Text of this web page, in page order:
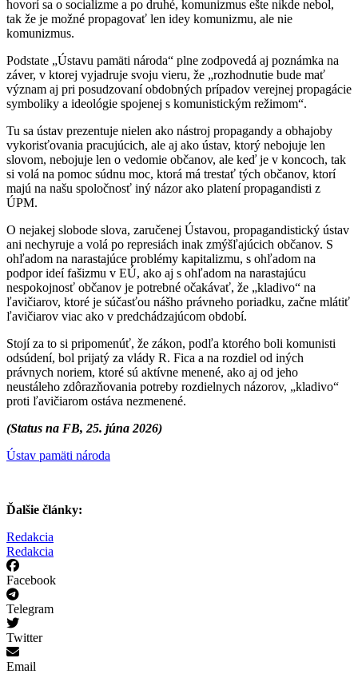
hovorí sa o socializme a po druhé, komunizmus ešte nikde nebol,
tak že je možné propagovať len idey komunizmu, ale nie
komunizmus.
Podstate „Ústavu pamäti národa“ plne zodpovedá aj poznámka na
záver, v ktorej vyjadruje svoju vieru, že „rozhodnutie bude mať
význam aj pri posudzovaní obdobných prípadov verejnej propagácie
symboliky a ideológie spojenej s komunistickým režimom“.
Tu sa ústav prezentuje nielen ako nástroj propagandy a obhajoby
vykorisťovania pracujúcich, ale aj ako ústav, ktorý nebojuje len
slovom, nebojuje len o vedomie občanov, ale keď je v koncoch, tak
si volá na pomoc súdnu moc, ktorá má trestať tých občanov, ktorí
majú na našu spoločnosť iný názor ako platení propagandisti z
ÚPM.
O nejakej slobode slova, zaručenej Ústavou, propagandistický ústav
ani nechyruje a volá po represiách inak zmýšľajúcich občanov. S
ohľadom na narastajúce problémy kapitalizmu, s ohľadom na
podpor ideí fašizmu v EÚ, ako aj s ohľadom na narastajúcu
nespokojnosť občanov je potrebné očakávať, že „kladivo“ na
ľavičiarov, ktoré je súčasťou nášho právneho poriadku, začne mlátiť
ľavičiarov viac ako v predchádzajúcom období.
Stojí za to si pripomenúť, že zákon, podľa ktorého boli komunisti
odsúdení, bol prijatý za vlády R. Fica a na rozdiel od iných
právnych noriem, ktoré sú aktívne menené, ako aj od jeho
neustáleho zdôrazňovania potreby rozdielnych názorov, „kladivo“
proti ľavičiarom ostáva nezmenené.
(Status na FB, 25. júna 2026)
Ústav pamäti národa
Ďalšie články:
Redakcia
Redakcia
Facebook
Telegram
Twitter
Email